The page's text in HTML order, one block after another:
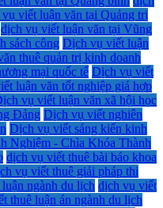
viết luận văn tại Quảng trị
dịch vụ viết luận văn tại Vũng
sách công Dịch vụ viết luận
thuê quản trị kinh doanh
mại quốc tế Dịch vụ viết
luận văn tốt nghiệp giá hợp
vụ viết luận văn xã hội học
Đảng Dịch vụ viết nghiên
Dịch vụ viết sáng kiến kinh
Nghiệm - Chìa Khóa Thành
dịch vụ viết thuê bài báo khoa
vụ viết thuê giải pháp thi
ngành du lịch dịch vụ viết
thuê luận án ngành du lịch